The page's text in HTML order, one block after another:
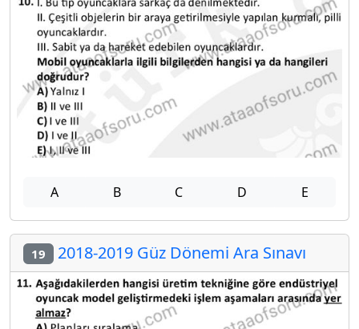
A B C D E
19 2018-2019 Güz Dönemi Ara Sınavı